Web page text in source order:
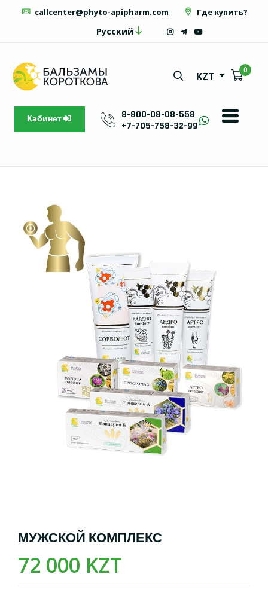
callcenter@phyto-apipharm.com Где купить?
Русский
KZT
0
Кабинет
8-800-08-08-558
+7-705-758-32-99
МУЖСКОЙ КОМПЛЕКС
72 000 KZT